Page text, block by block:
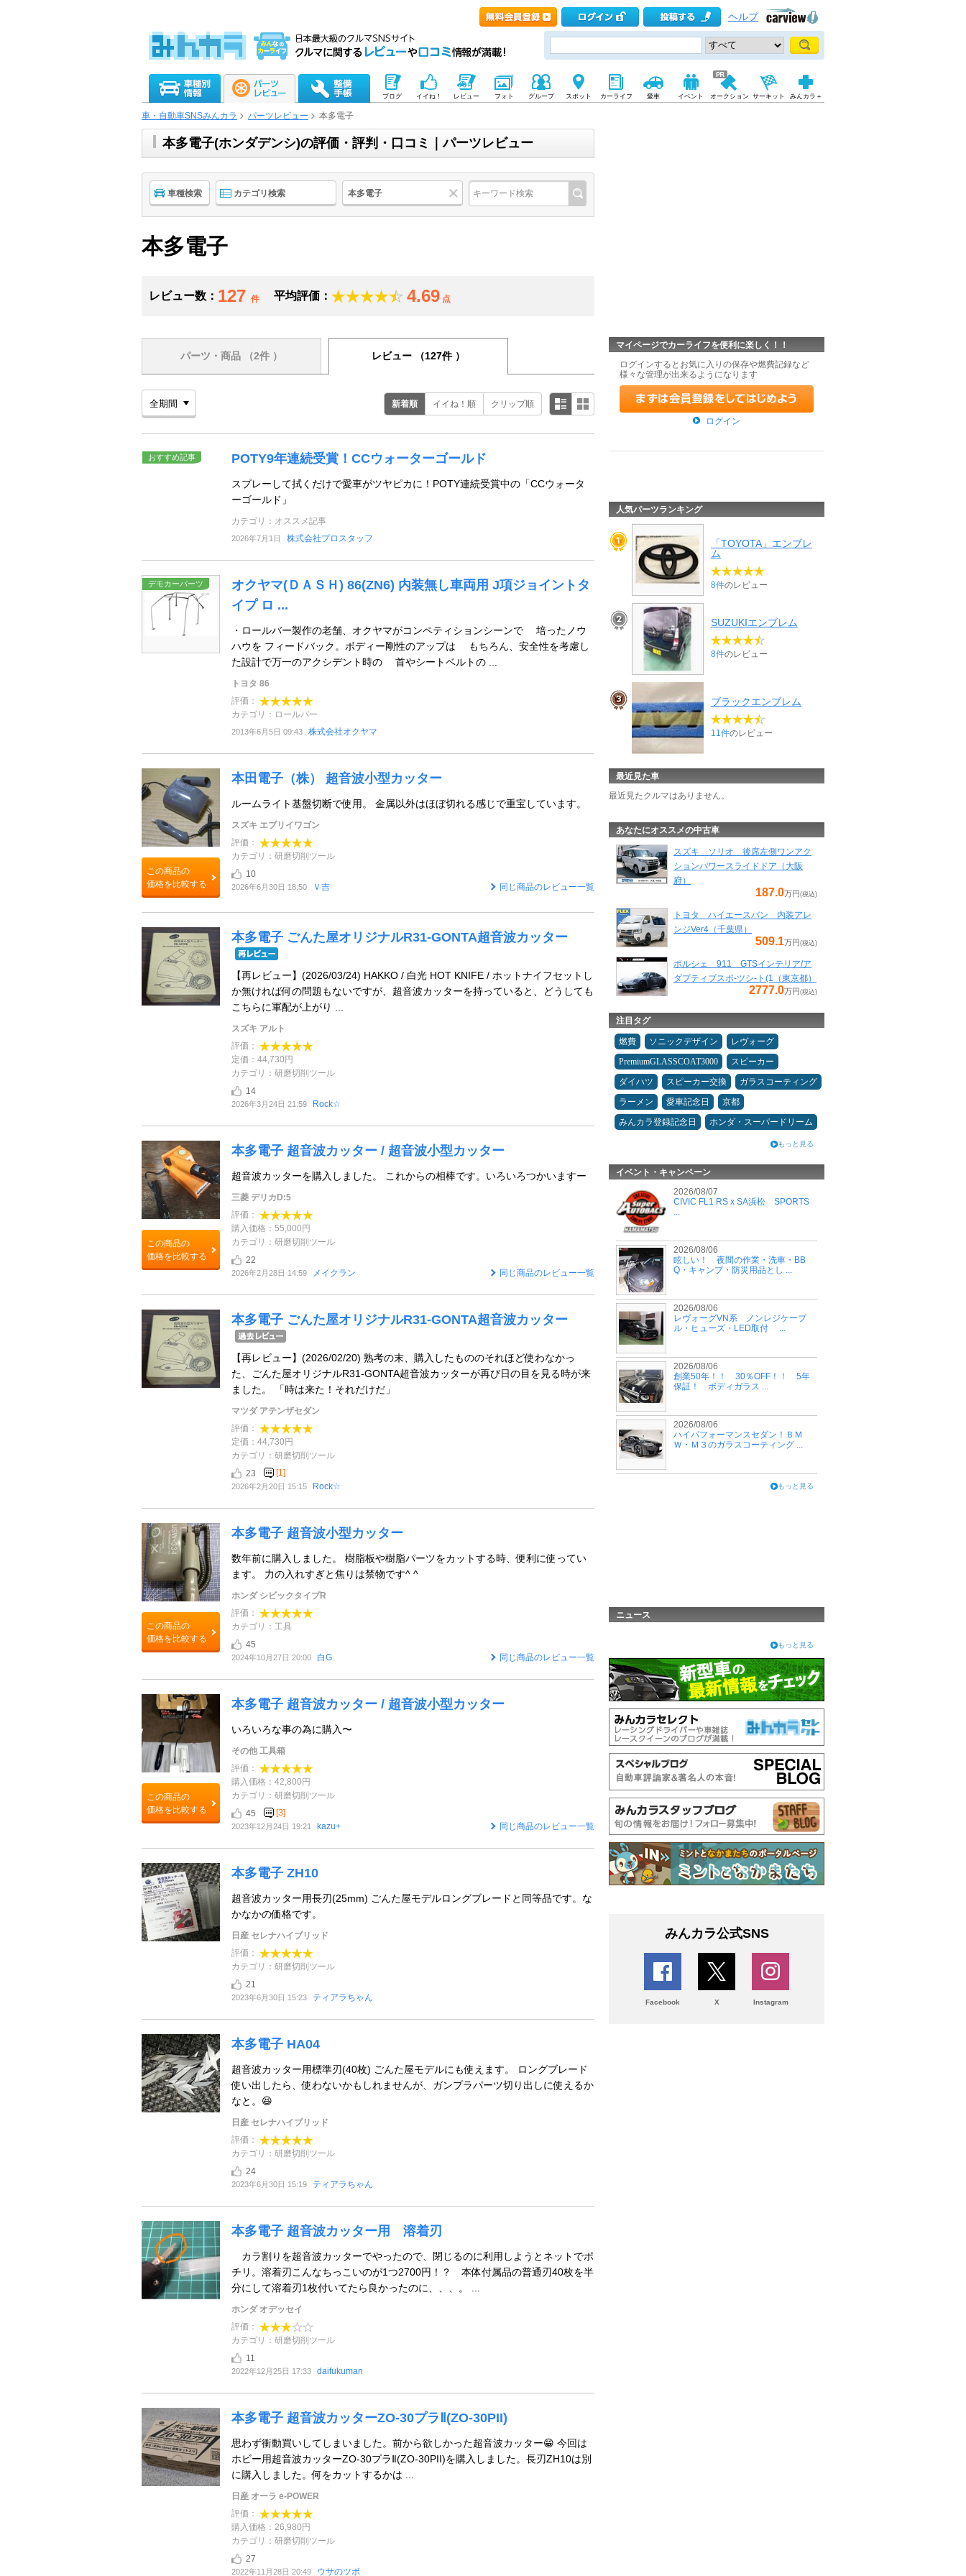
ヘルプ
ブログ イイね！ レビュー フォト グループ スポット カーライフ 愛車 イベント オークション サーキット みんカラ＋
車・自動車SNSみんカラ パーツレビュー 本多電子
本多電子(ホンダデンシ)の評価・評判・口コミ｜パーツレビュー
車種検索 カテゴリ検索 本多電子
本多電子
レビュー数： 127 件 平均評価： 4.69 点
パーツ・商品 （2件 ） レビュー （127件 ）
新着順 イイね！順 クリップ順
おすすめ記事 POTY9年連続受賞！CCウォーターゴールド
スプレーして拭くだけで愛車がツヤピカに！POTY連続受賞中の「CCウォータ
ーゴールド」
カテゴリ：オススメ記事
2026年7月1日 株式会社プロスタッフ
デモカーパーツ
オクヤマ(ＤＡＳＨ) 86(ZN6) 内装無し車両用 J項ジョイントタ
イプ ロ ...
・ロールバー製作の老舗、オクヤマがコンペティションシーンで 培ったノウ
ハウを フィードバック。ボディー剛性のアップは もちろん、安全性を考慮し
た設計で万一のアクシデント時の 首やシートベルトの ...
トヨタ 86
評価：
カテゴリ：ロールバー
2013年6月5日 09:43 株式会社オクヤマ
この商品の
価格を比較する
本田電子（株） 超音波小型カッター
ルームライト基盤切断で使用。 金属以外はほぼ切れる感じで重宝しています。
スズキ エブリイワゴン
評価：
カテゴリ：研磨切削ツール
10
2026年6月30日 18:50 Ｖ吉 同じ商品のレビュー一覧
本多電子 ごんた屋オリジナルR31-GONTA超音波カッター
【再レビュー】(2026/03/24) HAKKO / 白光 HOT KNIFE / ホットナイフセットし
か無ければ何の問題もないですが、超音波カッターを持っていると、どうしても
こちらに軍配が上がり ...
スズキ アルト
評価：
定価：44,730円
カテゴリ：研磨切削ツール
14
2026年3月24日 21:59 Rock☆
この商品の
価格を比較する
本多電子 超音波カッター / 超音波小型カッター
超音波カッターを購入しました。 これからの相棒です。いろいろつかいますー
三菱 デリカD:5
評価：
購入価格：55,000円
カテゴリ：研磨切削ツール
22
2026年2月28日 14:59 メイクラン 同じ商品のレビュー一覧
本多電子 ごんた屋オリジナルR31-GONTA超音波カッター
【再レビュー】(2026/02/20) 熟考の末、購入したもののそれほど使わなかっ
た、ごんた屋オリジナルR31-GONTA超音波カッターが再び日の目を見る時が来
ました。 「時は来た！それだけだ」
マツダ アテンザセダン
評価：
定価：44,730円
カテゴリ：研磨切削ツール
23
[1]
2026年2月20日 15:15 Rock☆
この商品の
価格を比較する
本多電子 超音波小型カッター
数年前に購入しました。 樹脂板や樹脂パーツをカットする時、便利に使ってい
ます。 力の入れすぎと焦りは禁物です^ ^
ホンダ シビックタイプR
評価：
カテゴリ：工具
45
2024年10月27日 20:00 白G 同じ商品のレビュー一覧
この商品の
価格を比較する
本多電子 超音波カッター / 超音波小型カッター
いろいろな事の為に購入〜
その他 工具箱
評価：
購入価格：42,800円
カテゴリ：研磨切削ツール
45
[3]
2023年12月24日 19:21 kazu+ 同じ商品のレビュー一覧
本多電子 ZH10
超音波カッター用長刃(25mm) ごんた屋モデルロングブレードと同等品です。な
かなかの価格です。
日産 セレナハイブリッド
評価：
カテゴリ：研磨切削ツール
21
2023年6月30日 15:23 ティアラちゃん
本多電子 HA04
超音波カッター用標準刃(40枚) ごんた屋モデルにも使えます。 ロングブレード
使い出したら、使わないかもしれませんが、ガンプラパーツ切り出しに使えるか
なと。😆
日産 セレナハイブリッド
評価：
カテゴリ：研磨切削ツール
24
2023年6月30日 15:19 ティアラちゃん
本多電子 超音波カッター用 溶着刃
カラ割りを超音波カッターでやったので、閉じるのに利用しようとネットでポ
チリ。溶着刃こんなちっこいのが1つ2700円！？ 本体付属品の普通刃40枚を半
分にして溶着刃1枚付いてたら良かったのに、、、。 ...
ホンダ オデッセイ
評価：
カテゴリ：研磨切削ツール
11
2022年12月25日 17:33 daifukuman
本多電子 超音波カッターZO-30プラⅡ(ZO-30PII)
思わず衝動買いしてしまいました。前から欲しかった超音波カッター😁 今回は
ホビー用超音波カッターZO-30プラⅡ(ZO-30PII)を購入しました。長刃ZH10は別
に購入しました。何をカットするかは ...
日産 オーラ e-POWER
評価：
購入価格：26,980円
カテゴリ：研磨切削ツール
27
2022年11月28日 20:49 ウサのツボ
マイページでカーライフを便利に楽しく！！
ログインするとお気に入りの保存や燃費記録など
様々な管理が出来るようになります
ログイン
人気パーツランキング
「TOYOTA」エンブレ
ム
8件のレビュー
SUZUKIエンブレム
8件のレビュー
ブラックエンブレム
11件のレビュー
最近見た車
最近見たクルマはありません。
あなたにオススメの中古車
スズキ ソリオ 後席左側ワンアク
ションパワースライドドア（大阪
府）
187.0万円(税込)
トヨタ ハイエースバン 内装アレ
ンジVer4（千葉県）
509.1万円(税込)
ポルシェ 911 GTSインテリア/ア
ダプティブスポ-ツシ-ト(1（東京都）
2777.0万円(税込)
注目タグ
燃費 ソニックデザイン
レヴォーグ
PremiumGLASSCOAT3000
スピーカー
ダイハツ
スピーカー交換
ガラスコーティング
ラーメン
愛車記念日
京都
みんカラ登録記念日
ホンダ・スーパードリーム
もっと見る
イベント・キャンペーン
2026/08/07
CIVIC FL1 RS x SA浜松 SPORTS
...
2026/08/06
眩しい！ 夜間の作業・洗車・BB
Q・キャンプ・防災用品とし ...
2026/08/06
レヴォーグVN系 ノンレジケーブ
ル・ヒューズ・LED取付 ...
2026/08/06
創業50年！！ 30％OFF！！ 5年
保証！ ボディガラス ...
2026/08/06
ハイパフォーマンスセダン！ＢＭ
Ｗ・Ｍ３のガラスコーティング ...
もっと見る
ニュース
もっと見る
みんカラ公式SNS
Facebook X Instagram